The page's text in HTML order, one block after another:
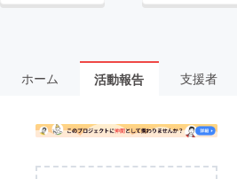
ホーム 活動報告 支援者